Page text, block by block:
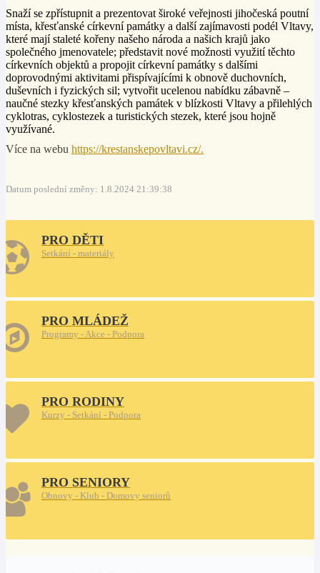
Snaží se zpřístupnit a prezentovat široké veřejnosti jihočeská poutní
místa, křesťanské církevní památky a další zajímavosti podél Vltavy,
které mají staleté kořeny našeho národa a našich krajů jako
společného jmenovatele; představit nové možnosti využití těchto
církevních objektů a propojit církevní památky s dalšími
doprovodnými aktivitami přispívajícími k obnově duchovních,
duševních i fyzických sil; vytvořit ucelenou nabídku zábavně –
naučné stezky křesťanských památek v blízkosti Vltavy a přilehlých
cyklotras, cyklostezek a turistických stezek, které jsou hojně
využívané.
Více na webu https://krestanskepovltavi.cz/.
Datum poslední změny: 1.8.2024 21:39:38
PRO DĚTI
Setkání - materiály
PRO MLÁDEŽ
Programy - Akce - Podpora
PRO RODINY
Kurzy - Setkání - Podpora
PRO SENIORY
Obnovy - Klub - Domovy seniorů